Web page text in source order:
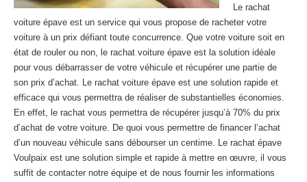
Centre agréé VHU 78 : casse auto avec destruction
Centre agréé VHU 91 : casse auto avec destruction
Centreagréé VHU 92 : casse auto avec destruction
Centreagréé VHU 93 : casse auto avec destruction
Centreagréé VHU 94 : casse auto avec destruction
Centreagréé VHU 95 : casse auto avec destruction
Le rachat
voiture épave est un service qui vous propose de racheter votre
voiture à un prix défiant toute concurrence. Que votre voiture soit en
état de rouler ou non, le rachat voiture épave est la solution idéale
pour vous débarrasser de votre véhicule et récupérer une partie de
son prix d’achat. Le rachat voiture épave est une solution rapide et
efficace qui vous permettra de réaliser de substantielles économies.
En effet, le rachat vous permettra de récupérer jusqu’à 70% du prix
d’achat de votre voiture. De quoi vous permettre de financer l’achat
d’un nouveau véhicule sans débourser un centime. Le rachat épave
Voulpaix est une solution simple et rapide à mettre en œuvre, il vous
suffit de contacter notre équipe et de nous fournir les informations